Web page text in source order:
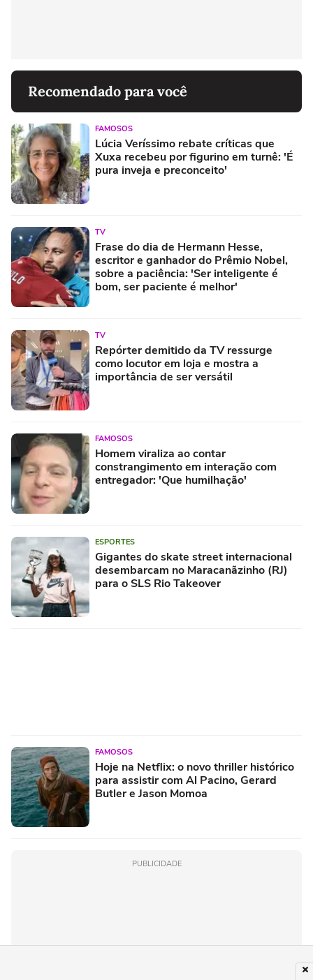
Recomendado para você
FAMOSOS
Lúcia Veríssimo rebate críticas que
Xuxa recebeu por figurino em turnê: 'É
pura inveja e preconceito'
TV
Frase do dia de Hermann Hesse,
escritor e ganhador do Prêmio Nobel,
sobre a paciência: 'Ser inteligente é
bom, ser paciente é melhor'
TV
Repórter demitido da TV ressurge
como locutor em loja e mostra a
importância de ser versátil
FAMOSOS
Homem viraliza ao contar
constrangimento em interação com
entregador: 'Que humilhação'
ESPORTES
Gigantes do skate street internacional
desembarcam no Maracanãzinho (RJ)
para o SLS Rio Takeover
FAMOSOS
Hoje na Netflix: o novo thriller histórico
para assistir com Al Pacino, Gerard
Butler e Jason Momoa
PUBLICIDADE